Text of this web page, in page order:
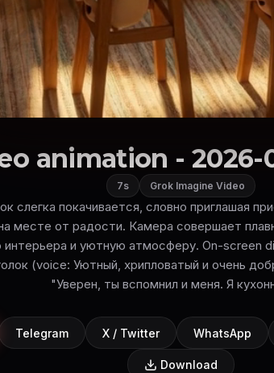
animation - 2026-
7s Grok Imagine Video
слегка покачивается, словно приглашая
месте от радости. Камера совершает
интерьера и уютную атмосферу. On-screen
(voice: Уютный, хрипловатый и очень
"Уверен, ты вспомнил и меня. Я
Telegram X / Twitter WhatsApp
Download